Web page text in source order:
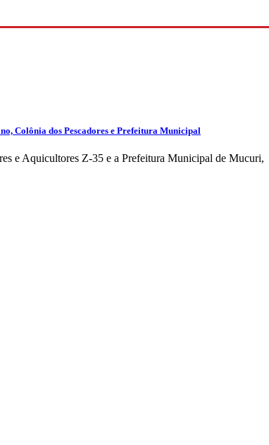
Colônia dos Pescadores e Prefeitura Municipal
e Aquicultores Z-35 e a Prefeitura Municipal de Mucuri,